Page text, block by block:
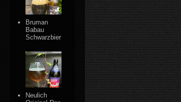
Bruman
Babau
Schwarzbier
Neulich